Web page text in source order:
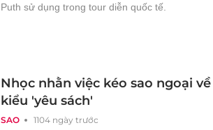
Puth sử dụng trong tour diễn quốc tế.
SAO 1104 ngày trước
Nhọc nhằn việc kéo sao ngoại
kiểu 'yêu sách'